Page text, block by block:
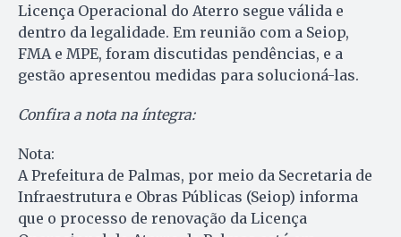
Licença Operacional do Aterro segue válida e
dentro da legalidade. Em reunião com a Seiop,
FMA e MPE, foram discutidas pendências, e a
gestão apresentou medidas para solucioná-las.
Confira a nota na íntegra:
Nota:
A Prefeitura de Palmas, por meio da Secretaria de
Infraestrutura e Obras Públicas (Seiop) informa
que o processo de renovação da Licença